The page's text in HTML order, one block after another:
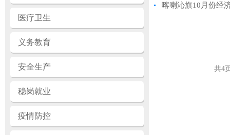
医疗卫生
义务教育
安全生产
稳岗就业
疫情防控
喀喇沁旗10月份经
共4